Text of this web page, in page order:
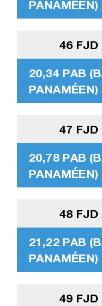
PANAMÉEN)
46 FJD
20,34 PAB
PANAMÉEN)
47 FJD
20,78 PAB
PANAMÉEN)
48 FJD
21,22 PAB
PANAMÉEN)
49 FJD